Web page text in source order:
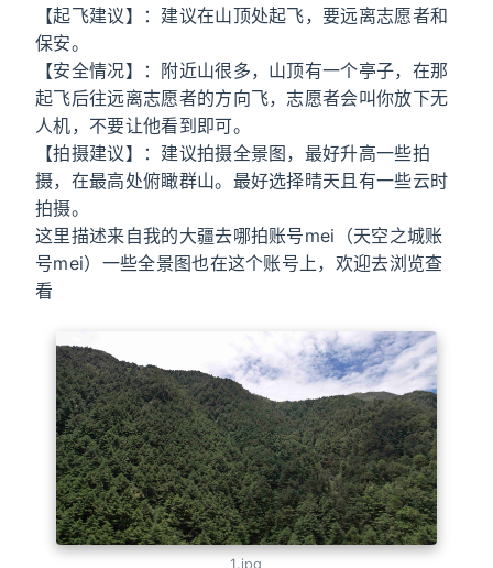
【起飞建议】：建议在山顶处起飞，要远离志愿者和
保安。
【安全情况】：附近山很多，山顶有一个亭子，在那
起飞后往远离志愿者的方向飞，志愿者会叫你放下无
人机，不要让他看到即可。
【拍摄建议】：建议拍摄全景图，最好升高一些拍
摄，在最高处俯瞰群山。最好选择晴天且有一些云时
拍摄。
这里描述来自我的大疆去哪拍账号mei（天空之城账
号mei）一些全景图也在这个账号上，欢迎去浏览查
看
1.jpg